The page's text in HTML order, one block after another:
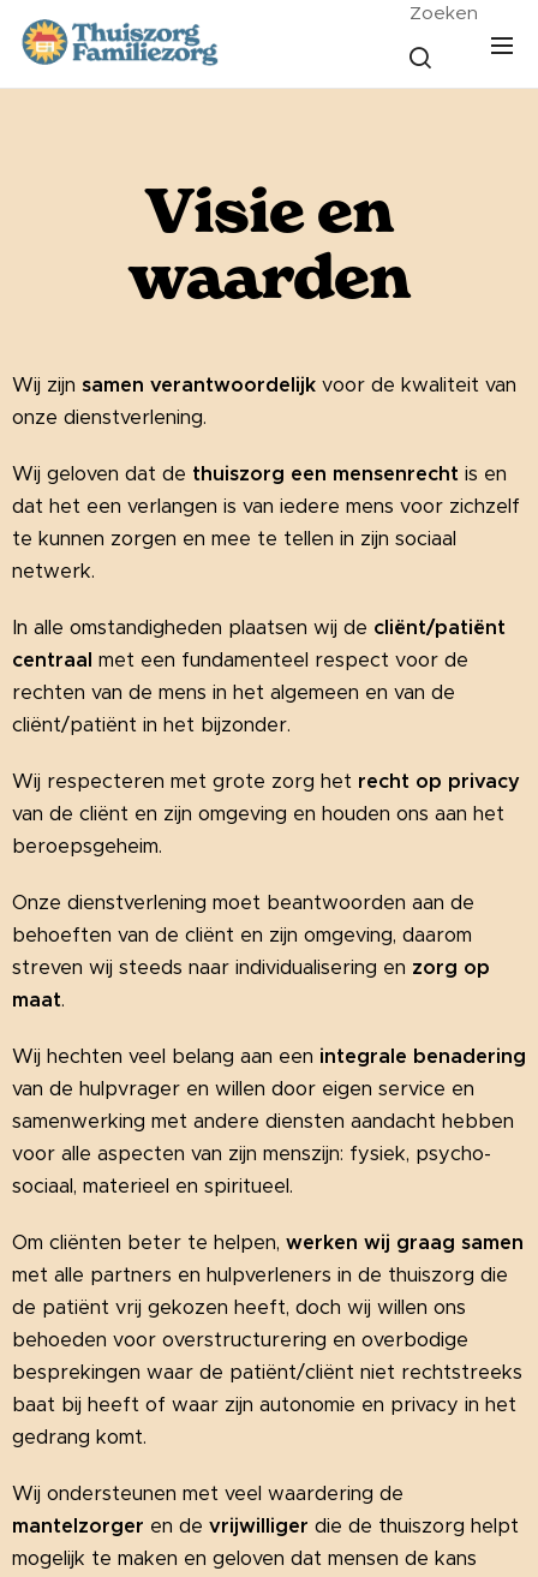
Zoeken
Visie en
waarden
Wij zijn samen verantwoordelijk voor de kwaliteit van
onze dienstverlening.
Wij geloven dat de thuiszorg een mensenrecht is en
dat het een verlangen is van iedere mens voor zichzelf
te kunnen zorgen en mee te tellen in zijn sociaal
netwerk.
In alle omstandigheden plaatsen wij de cliënt/patiënt
centraal met een fundamenteel respect voor de
rechten van de mens in het algemeen en van de
cliënt/patiënt in het bijzonder.
Wij respecteren met grote zorg het recht op privacy
van de cliënt en zijn omgeving en houden ons aan het
beroepsgeheim.
Onze dienstverlening moet beantwoorden aan de
behoeften van de cliënt en zijn omgeving, daarom
streven wij steeds naar individualisering en zorg op
maat.
Wij hechten veel belang aan een integrale benadering
van de hulpvrager en willen door eigen service en
samenwerking met andere diensten aandacht hebben
voor alle aspecten van zijn menszijn: fysiek, psycho-
sociaal, materieel en spiritueel.
Om cliënten beter te helpen, werken wij graag samen
met alle partners en hulpverleners in de thuiszorg die
de patiënt vrij gekozen heeft, doch wij willen ons
behoeden voor overstructurering en overbodige
besprekingen waar de patiënt/cliënt niet rechtstreeks
baat bij heeft of waar zijn autonomie en privacy in het
gedrang komt.
Wij ondersteunen met veel waardering de
mantelzorger en de vrijwilliger die de thuiszorg helpt
mogelijk te maken en geloven dat mensen de kans